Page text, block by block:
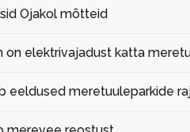
Ojakol mõtteid
on elektrivajadust katta
eeldused meretuuleparkide